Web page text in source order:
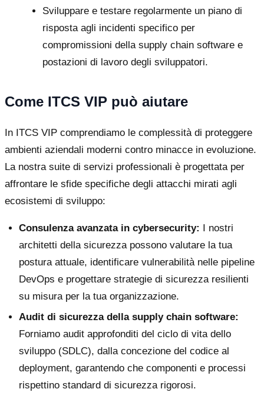
Sviluppare e testare regolarmente un piano di
risposta agli incidenti specifico per
compromissioni della supply chain software e
postazioni di lavoro degli sviluppatori.
Come ITCS VIP può aiutare
In ITCS VIP comprendiamo le complessità di proteggere
ambienti aziendali moderni contro minacce in evoluzione.
La nostra suite di servizi professionali è progettata per
affrontare le sfide specifiche degli attacchi mirati agli
ecosistemi di sviluppo:
Consulenza avanzata in cybersecurity:
I nostri
architetti della sicurezza possono valutare la tua
postura attuale, identificare vulnerabilità nelle pipeline
DevOps e progettare strategie di sicurezza resilienti
su misura per la tua organizzazione.
Audit di sicurezza della supply chain software:
Forniamo audit approfonditi del ciclo di vita dello
sviluppo (SDLC), dalla concezione del codice al
deployment, garantendo che componenti e processi
rispettino standard di sicurezza rigorosi.